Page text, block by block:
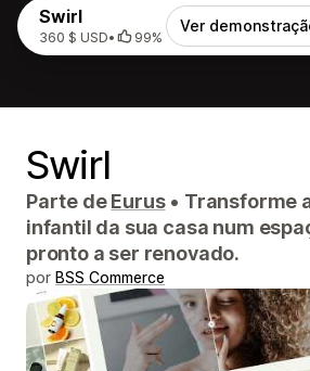
Swirl
360 $ USD• 99%
Ver
Swirl
Parte deEurus • Transforme
infantil da sua casa num
pronto a ser renovado.
por BSS Commerce